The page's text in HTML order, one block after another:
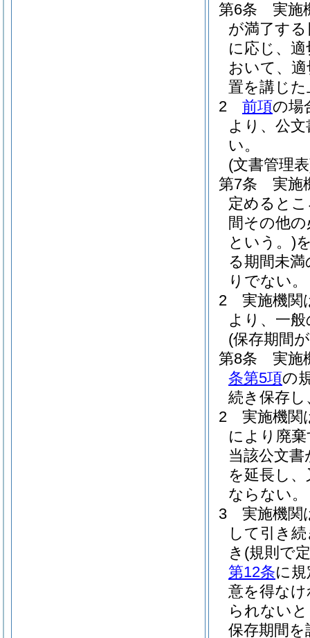
第6条
実施
が満了す
に応じ、
おいて、
置を講じ
2
前項の場
より、公
い。
(文書管理
第7条
実施
定めると
間その他
という。)
る期間未
りでない。
2
実施機関
より、一
(保存期間
第8条
実施
条第5項の
続き保存
2
実施機関
により廃
当該公文
を延長し
ならない。
3
実施機関
して引き
き (規則で
第12条に
意を得な
られない
保存期間